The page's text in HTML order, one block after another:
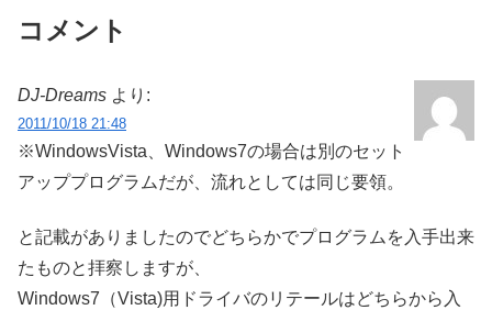
コメント
DJ-Dreams より:
2011/10/18 21:48
※WindowsVista、Windows7の場合は別のセット
アッププログラムだが、流れとしては同じ要領。
と記載がありましたのでどちらかでプログラムを入手出来
たものと拝察しますが、
Windows7（Vista)用ドライバのリテールはどちらから入